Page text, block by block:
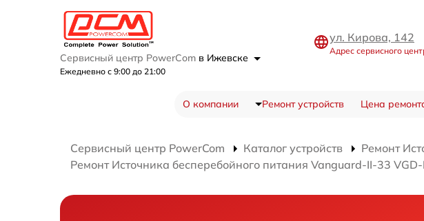
Сервисный центр PowerCom в Ижевске
Ежедневно с 9:00 до 21:00
ул. Кирова, 142
Адрес сервисного
О компании Ремонт устройств Цена
Сервисный центр PowerCom Каталог устройств
Ремонт
Ремонт Источника бесперебойного питания Vanguard-II-33